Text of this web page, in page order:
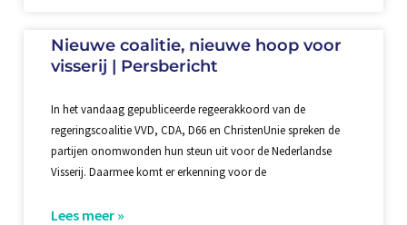
Nieuwe coalitie, nieuwe hoop voor
visserij | Persbericht
In het vandaag gepubliceerde regeerakkoord van de
regeringscoalitie VVD, CDA, D66 en ChristenUnie spreken de
partijen onomwonden hun steun uit voor de Nederlandse
Visserij. Daarmee komt er erkenning voor de
Lees meer »